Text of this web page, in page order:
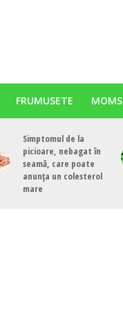
FRUMUSETE MOMS
Simptomul de la
picioare, nebagat în
seamă, care poate
anunța un colesterol
mare